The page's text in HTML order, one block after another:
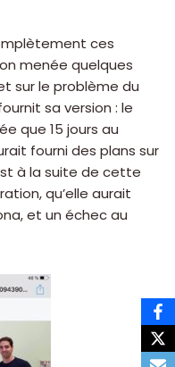
ces
menée quelques
sur le problème du
sa version : le
que 15 jours au
fourni des plans sur
à la suite de cette
qu’elle aurait
et un échec au